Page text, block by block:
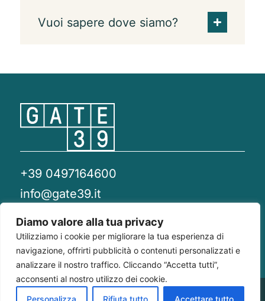
Diamo valore alla tua privacy
Utilizziamo i cookie per migliorare la tua esperienza di
navigazione, offrirti pubblicità o contenuti personalizzati e
analizzare il nostro traffico. Cliccando “Accetta tutti”,
acconsenti al nostro utilizzo dei cookie.
Personalizza
Rifiuta tutto Accettare tutto
Vuoi sapere dove siamo?
+39 0497164600
info@gate39.it
gate39@pec.it
Privacy Policy Whistleblowing Compliance 231
Gate 39 Largo Francesco Richini, 2/A 20122 P.Iva/CF